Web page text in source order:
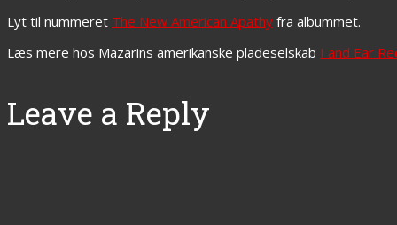
Lyt til nummeret The New American Apathy fra albummet.
Læs mere hos Mazarins amerikanske pladeselskab I and Ear
Leave a Reply